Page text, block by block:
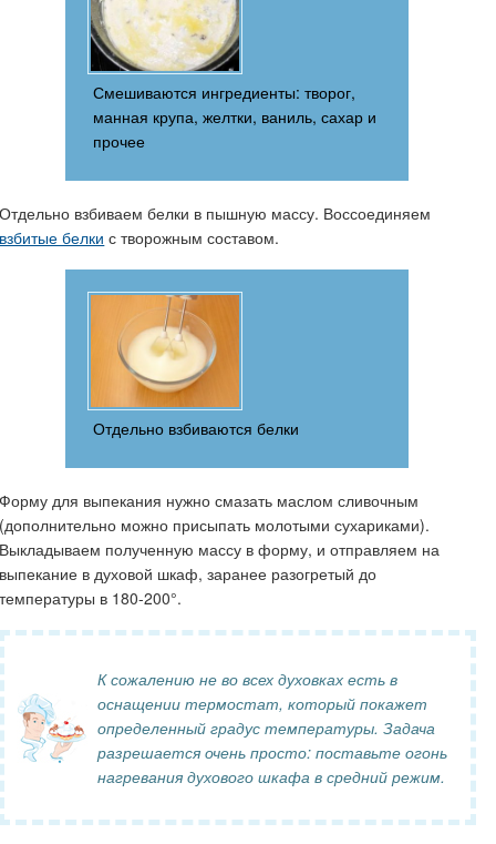
Смешиваются ингредиенты: творог,
манная крупа, желтки, ваниль, сахар и
прочее
Отдельно взбиваем белки в пышную массу. Воссоединяем
взбитые белки с творожным составом.
Отдельно взбиваются белки
Форму для выпекания нужно смазать маслом сливочным
(дополнительно можно присыпать молотыми сухариками).
Выкладываем полученную массу в форму, и отправляем на
выпекание в духовой шкаф, заранее разогретый до
температуры в 180-200°.
К сожалению не во всех духовках есть в
оснащении термостат, который покажет
определенный градус температуры. Задача
разрешается очень просто: поставьте огонь
нагревания духового шкафа в средний режим.